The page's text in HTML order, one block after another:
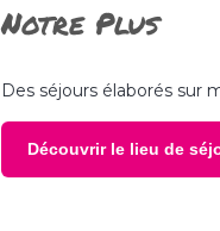
Notre Plus
Des séjours élaborés sur
Découvrir le lieu de